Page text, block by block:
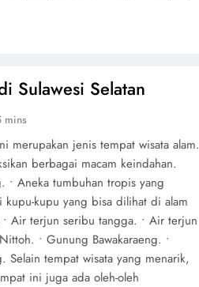
Sulawesi Selatan
mins
merupakan jenis tempat wisata alam.
berbagai macam keindahan.
• Aneka tumbuhan tropis yang
kupu yang bisa dilihat di alam
Air terjun seribu tangga. • Air terjun
• Gunung Bawakaraeng. •
Selain tempat wisata yang menarik,
ini juga ada oleh-oleh